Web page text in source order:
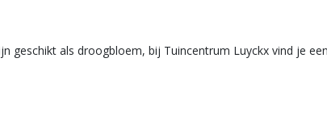
als droogbloem, bij Tuincentrum Luyckx vind je